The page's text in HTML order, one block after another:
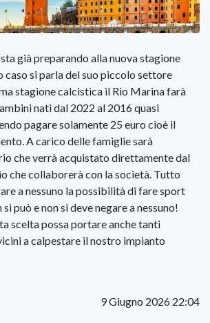
sta già preparando alla nuova stagione
caso si parla del suo piccolo settore
stagione calcistica il Rio Marina farà
nati dal 2022 al 2016 quasi
pagare solamente 25 euro cioè il
A carico delle famiglie sarà
che verrà acquistato direttamente dal
che collaborerà con la società. Tutto
a nessuno la possibilità di fare sport
può e non si deve negare a nessuno!
scelta possa portare anche tanti
a calpestare il nostro impianto
9 Giugno 2026 22:04